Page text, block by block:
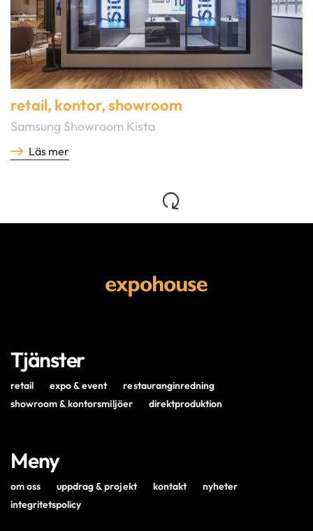
Samsung Showroom Kista
retail, kontor,showroom
Läs mer
Tjänster
retail expo & event
restauranginredning
showroom & kontorsmiljöer
direktproduktion
Meny
om oss uppdrag & projekt kontakt
nyheter
integritetspolicy